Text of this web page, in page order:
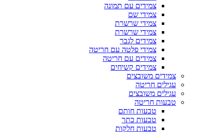
צמידים עם תמונה
צמידי שם
צמידי שרשרת
צמידי שרשרת
צמידים לגבר
צמידי פלטה עם חריטה
צמידים עם חריטה
צמידים קשיחים
צמידים משובצים
עגילים חריטה
עגילים משובצים
טבעות חריטה
טבעות חותם
טבעות כתר
טבעות חלקות